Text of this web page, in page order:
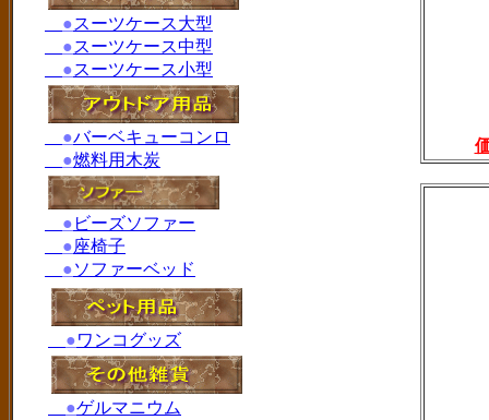
●スーツケース大型
●スーツケース中型
●スーツケース小型
●バーベキューコンロ
●燃料用木炭
● ビーズソファー
●座椅子
●ソファーベッド
●ワンコグッズ
●ゲルマニウム